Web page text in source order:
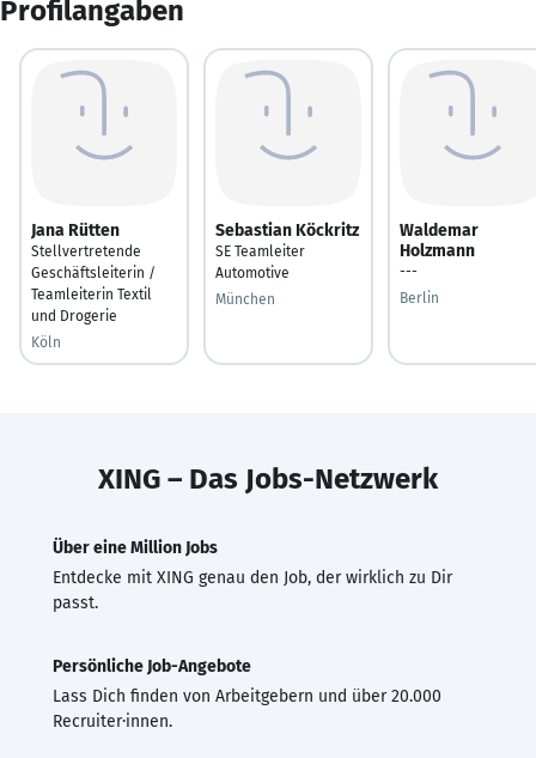
Profilangaben
Jana Rütten
Stellvertretende
Geschäftsleiterin /
Teamleiterin Textil
und Drogerie
Köln
Sebastian Köckritz
SE Teamleiter
Automotive
München
Waldemar
Holzmann
---
Berlin
XING – Das Jobs-Netzwerk
Über eine Million Jobs
Entdecke mit XING genau den Job, der wirklich zu Dir
passt.
Persönliche Job-Angebote
Lass Dich finden von Arbeitgebern und über 20.000
Recruiter·innen.